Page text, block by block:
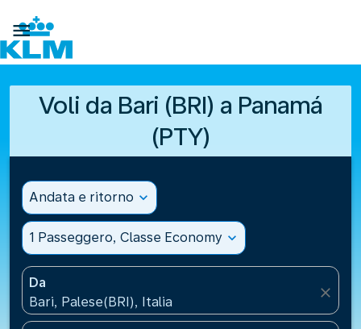

Voli da Bari (BRI) a Panamá
(PTY)
Andata e ritorno expand_more
1 Passeggero, Classe Economy expand_more
Da
Bari, Palese(BRI), Italia
close